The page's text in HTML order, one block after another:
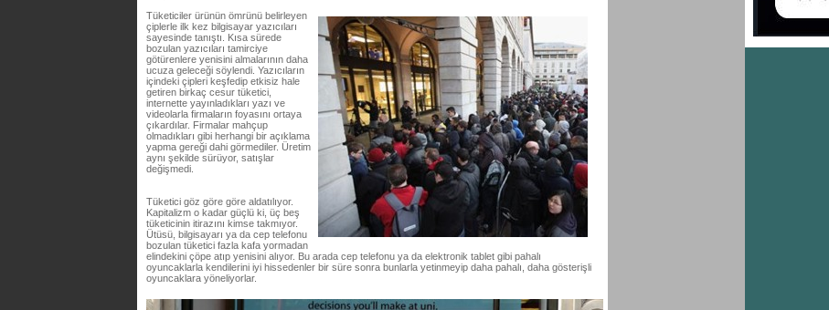
Tüketiciler ürünün ömrünü belirleyen
çiplerle ilk kez bilgisayar yazıcıları
sayesinde tanıştı. Kısa sürede
bozulan yazıcıları tamirciye
götürenlere yenisini almalarının daha
ucuza geleceği söylendi. Yazıcıların
içindeki çipleri keşfedip etkisiz hale
getiren birkaç cesur tüketici,
internette yayınladıkları yazı ve
videolarla firmaların foyasını ortaya
çıkardılar. Firmalar mahçup
olmadıkları gibi herhangi bir açıklama
yapma gereği dahi görmediler. Üretim
aynı şekilde sürüyor, satışlar
değişmedi.
Tüketici göz göre göre aldatılıyor.
Kapitalizm o kadar güçlü ki, üç beş
tüketicinin itirazını kimse takmıyor.
Ütüsü, bilgisayarı ya da cep telefonu
bozulan tüketici fazla kafa yormadan
elindekini çöpe atıp yenisini alıyor. Bu arada cep telefonu ya da elektronik tablet gibi pahalı
oyuncaklarla kendilerini iyi hissedenler bir süre sonra bunlarla yetinmeyip daha pahalı, daha gösterişli
oyuncaklara yöneliyorlar.